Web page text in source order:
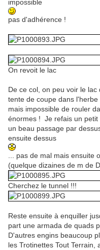
impossible
pas d'adhérence !
On revoit le lac
De ce col, on peu voir le
tente de coupe dans
mais impossible de rouler
énormes ! Je refais un petit
un beau passage par
ensuite dessus
... pas de mal mais
(quelque dizaines de m de
Cherchez le tunnel !!!
Reste ensuite à enquiller
part une armada de quads
D'autres engins beaucoup
les Trotinettes Tout